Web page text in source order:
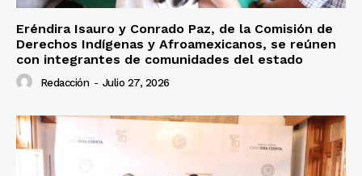
Eréndira Isauro y Conrado Paz, de la Comisión de
Derechos Indígenas y Afroamexicanos, se reúnen
con integrantes de comunidades del estado
Redacción - Julio 27, 2026